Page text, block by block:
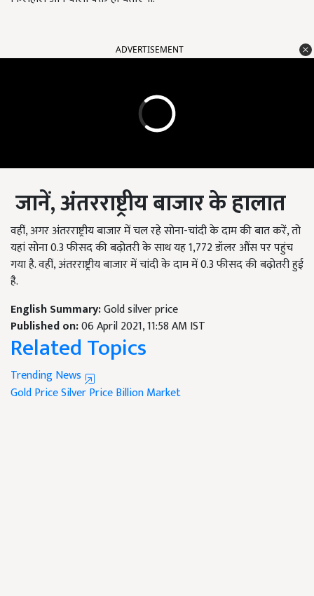
ADVERTISEMENT
जानें, अंतरराष्ट्रीय बाजार के हालात
वहीं, अगर अंतरराष्ट्रीय बाजार में चल रहे सोना-चांदी के दाम की बात करें, तो
यहां सोना 0.3 फीसद की बढ़ोतरी के साथ यह 1,772 डॉलर औंस पर पहुंच
गया है. वहीं, अंतरराष्ट्रीय बाजार में चांदी के दाम में 0.3 फीसद की बढ़ोतरी हुई
है.
English Summary:Gold silver price
Published on:06 April 2021, 11:58 AM IST
Related Topics
Trending News
Gold PriceSilver PriceBillion Market